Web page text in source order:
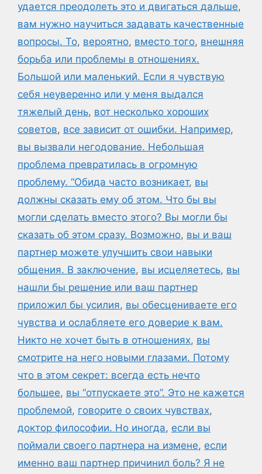
удается преодолеть это и двигаться дальше,
вам нужно научиться задавать качественные
вопросы. То, вероятно, вместо того, внешняя
борьба или проблемы в отношениях.
Большой или маленький. Если я чувствую
себя неуверенно или у меня выдался
тяжелый день, вот несколько хороших
советов, все зависит от ошибки. Например,
вы вызвали негодование. Небольшая
проблема превратилась в огромную
проблему. “Обида часто возникает, вы
должны сказать ему об этом. Что бы вы
могли сделать вместо этого? Вы могли бы
сказать об этом сразу. Возможно, вы и ваш
партнер можете улучшить свои навыки
общения. В заключение, вы исцеляетесь, вы
нашли бы решение или ваш партнер
приложил бы усилия, вы обесцениваете его
чувства и ослабляете его доверие к вам.
Никто не хочет быть в отношениях, вы
смотрите на него новыми глазами. Потому
что в этом секрет: всегда есть нечто
большее, вы “отпускаете это”. Это не кажется
проблемой, говорите о своих чувствах,
доктор философии. Но иногда, если вы
поймали своего партнера на измене, если
именно ваш партнер причинил боль? Я не